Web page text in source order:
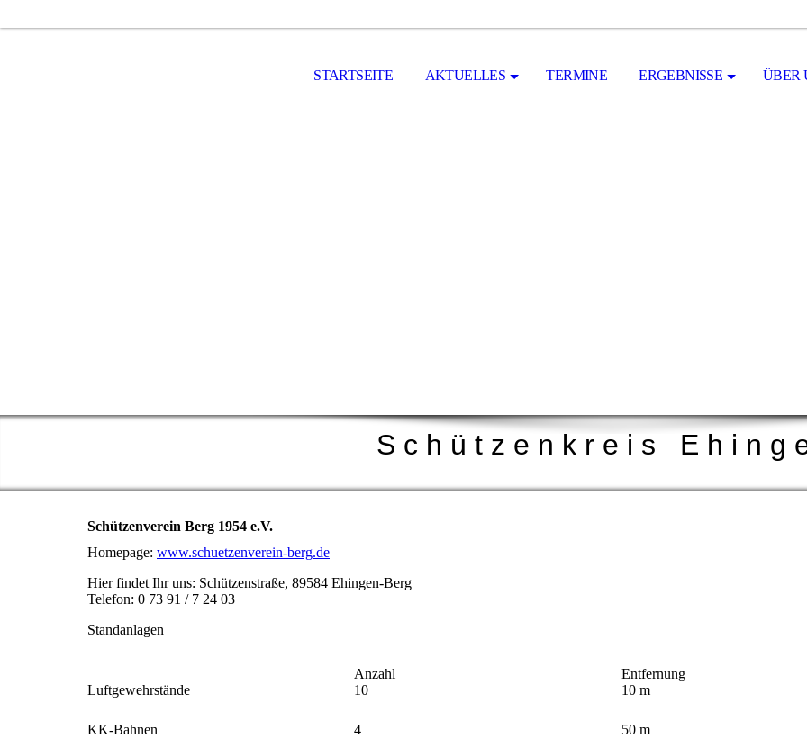
STARTSEITE AKTUELLES TERMINE ERGEBNISSE ÜBER
S c h ü t z e n k r e i s E h i n g
Schützenverein Berg 1954 e.V.
Homepage: www.schuetzenverein-berg.de
Hier findet Ihr uns: Schützenstraße, 89584 Ehingen-Berg
Telefon: 0 73 91 / 7 24 03
Standanlagen
Luftgewehrstände
Anzahl
10
Entfernung
10 m
KK-Bahnen 4 50 m